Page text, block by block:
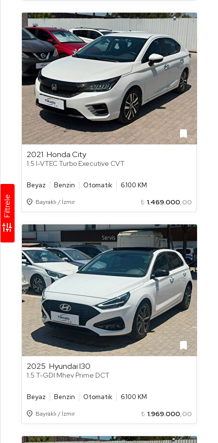
bookmark
2021 Honda City
1.5 I-VTEC Turbo Executive CVT
Beyaz Benzin Otomatik 6.100 KM
Location_on Bayraklı / İzmir ₺ 1.469.000,00
bookmark
2025 Hyundai I30
1.5 T-GDI Mhev Prime DCT
Beyaz Benzin Otomatik 6.100 KM
Location_on Bayraklı / İzmir ₺ 1.969.000,00
tune
Filtrele